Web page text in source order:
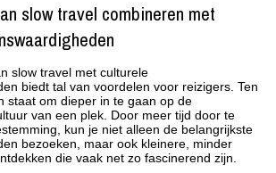
slow travel combineren met
slow travel met culturele
biedt tal van voordelen voor reizigers. Ten
staat om dieper in te gaan op de
van een plek. Door meer tijd door te
kun je niet alleen de belangrijkste
bezoeken, maar ook kleinere, minder
die vaak net zo fascinerend zijn.